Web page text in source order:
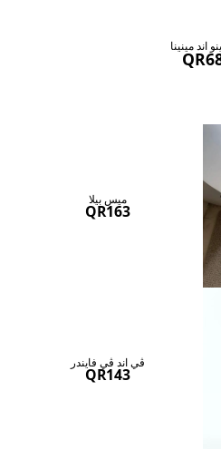
اند مينينا
ميس بيلا
QR163
ڤي اند ڤي فايندر
QR143